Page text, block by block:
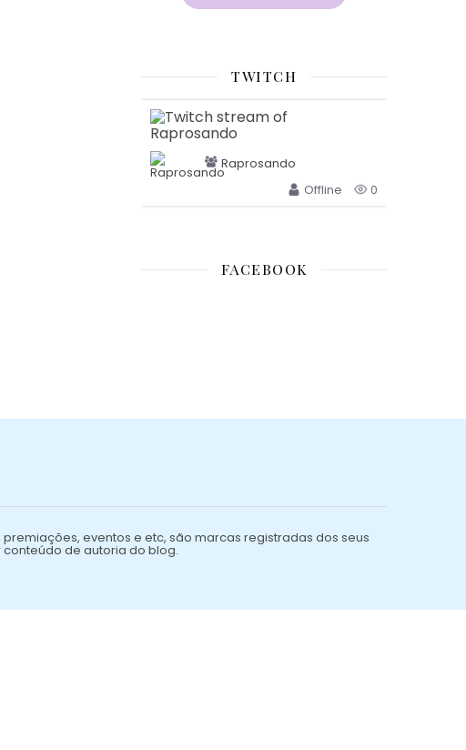
TWITCH
Raprosando
Offline
0
FACEBOOK
eventos e etc, são marcas registradas dos seus
de autoria do blog.